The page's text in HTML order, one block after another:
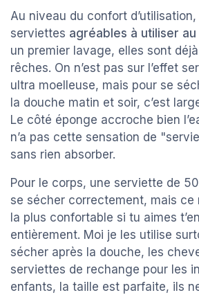
Au niveau du confort d’utilisation,
serviettes agréables à utiliser
un premier lavage, elles sont
rêches. On n’est pas sur l’effet
ultra moelleuse, mais pour se
la douche matin et soir, c’est
Le côté éponge accroche bien
n’a pas cette sensation de
sans rien absorber.
Pour le corps, une serviette de
se sécher correctement, mais ce
la plus confortable si tu aimes
entièrement. Moi je les utilise
sécher après la douche, les
serviettes de rechange pour les
enfants, la taille est parfaite, ils